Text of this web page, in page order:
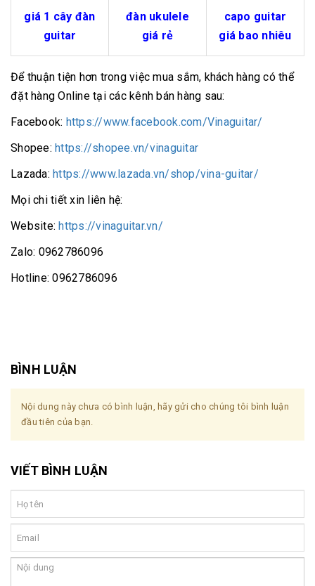
giá 1 cây đàn
guitar
đàn ukulele
giá rẻ
capo guitar
giá bao nhiêu
Để thuận tiện hơn trong việc mua sắm, khách hàng có thể
đặt hàng Online tại các kênh bán hàng sau:
Facebook: https://www.facebook.com/Vinaguitar/
Shopee: https://shopee.vn/vinaguitar
Lazada: https://www.lazada.vn/shop/vina-guitar/
Mọi chi tiết xin liên hệ:
Website: https://vinaguitar.vn/
Zalo: 0962786096
Hotline: 0962786096
BÌNH LUẬN
Nội dung này chưa có bình luận, hãy gửi cho chúng tôi bình luận
đầu tiên của bạn.
VIẾT BÌNH LUẬN